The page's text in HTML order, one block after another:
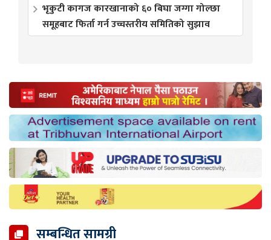
भृकुटी कागज कारखानाको ६० बिघा जग्गा गोल्छा
समूहबाट फिर्ता गर्न उच्चस्तरीय समितिको सुझाव
सम्बन्धित सामग्री